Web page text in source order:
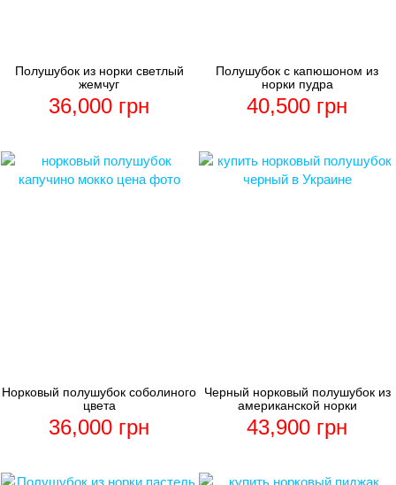
Полушубок с капюшоном из
норки пудра
40,500 грн
Полушубок из норки светлый
жемчуг
36,000 грн
Черный норковый полушубок из
американской норки
43,900 грн
Норковый полушубок соболиного
цвета
36,000 грн